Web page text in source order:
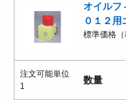
オイルフ
０１２用
標準価格（
注文可能単位
1
数量